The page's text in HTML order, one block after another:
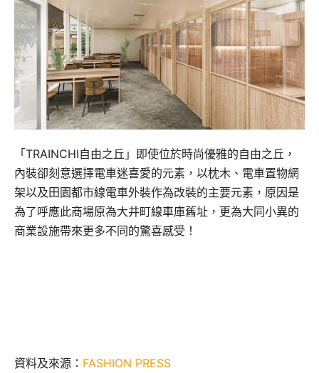
「TRAINCHI自由之丘」即使位於時尚優雅的自由之丘，
內裝卻刻意選擇電車迷喜愛的元素，以枕木、電車置物網
架以及田園都市線電車外裝作為改裝的主要元素，原因是
為了呼應此商場原為大井町線車庫舊址，更為大同小異的
商業設施帶來更多不同的驚喜感受！
資料及來源： FASHION PRESS